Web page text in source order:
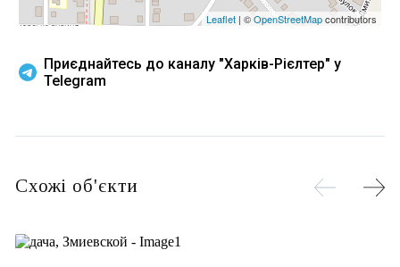
Leaflet | ©OpenStreetMapcontributors
Приєднайтесь до каналу "Харків-Рієлтер" у
Telegram
Схожі об'єкти